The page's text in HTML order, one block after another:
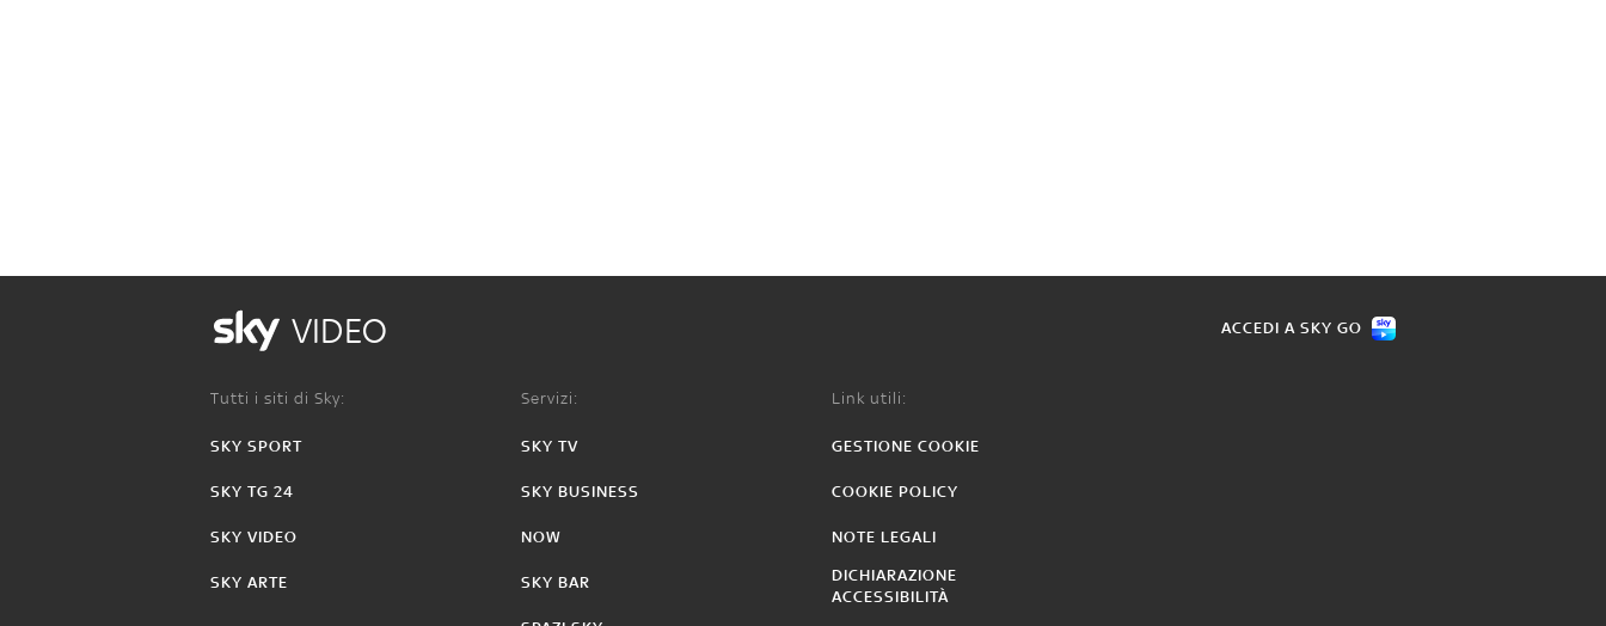
VIDEO ACCEDI A SKY GO
Tutti i siti di Sky:
SKY SPORT
SKY TG 24
SKY VIDEO
SKY ARTE
Servizi:
SKY TV
SKY BUSINESS
NOW
SKY BAR
Link utili:
GESTIONE COOKIE
COOKIE POLICY
NOTE LEGALI
DICHIARAZIONE
ACCESSIBILITÀ